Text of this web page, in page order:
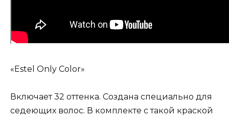
«Estel Only Color»
Включает 32 оттенка. Создана специально для
седеющих волос. В комплекте с такой краской